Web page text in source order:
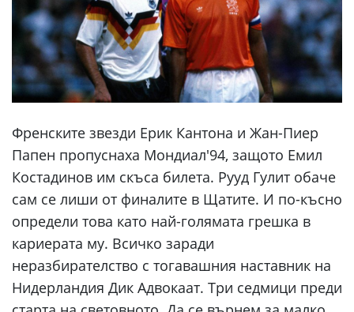
Френските звезди Ерик Кантона и Жан-Пиер
Папен пропуснаха Мондиал'94, защото Емил
Костадинов им скъса билета. Рууд Гулит обаче
сам се лиши от финалите в Щатите. И по-късно
определи това като най-голямата грешка в
кариерата му. Всичко заради
неразбирателство с тогавашния наставник на
Нидерландия Дик Адвокаат. Три седмици преди